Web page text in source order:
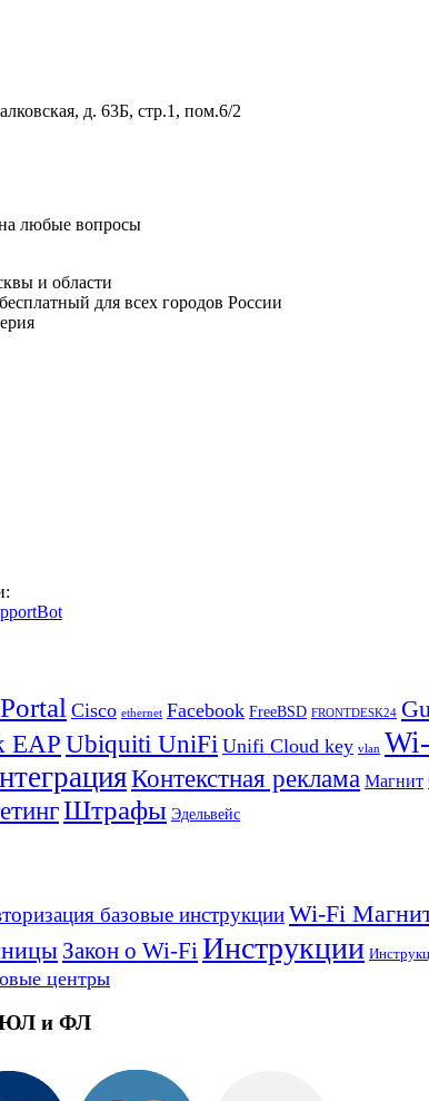
д. 63Б, стр.1, пом.6/2
любые вопросы
и области
для всех городов России
Cisco ethernet Facebook FreeBSD FRONTDESK24
EAP Ubiquiti UniFi Unifi Cloud key vlan
Контекстная реклама Магнит
Штрафы Эдельвейс
базовые инструкцииWi-Fi
Закон о Wi-Fi Инструкции
центры
ЮЛ и ФЛ